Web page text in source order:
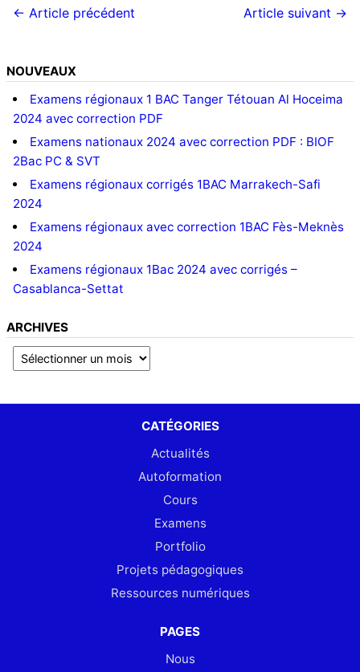
← Article précédent Article suivant →
NOUVEAUX
Examens régionaux 1 BAC Tanger Tétouan Al Hoceima
2024 avec correction PDF
Examens nationaux 2024 avec correction PDF : BIOF
2Bac PC & SVT
Examens régionaux corrigés 1BAC Marrakech-Safi
2024
Examens régionaux avec correction 1BAC Fès-Meknès
2024
Examens régionaux 1Bac 2024 avec corrigés –
Casablanca-Settat
ARCHIVES
CATÉGORIES
Actualités
Autoformation
Cours
Examens
Portfolio
Projets pédagogiques
Ressources numériques
PAGES
Nous